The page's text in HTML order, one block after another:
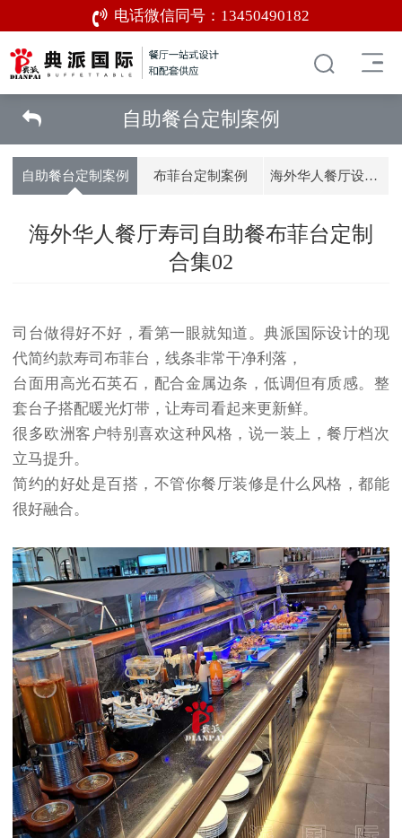
电话微信同号： 13450490182
自助餐台定制案例
自助餐台定制案例 布菲台定制案例 海外华人餐厅设计案例
海外华人餐厅寿司自助餐布菲台定制
合集02
司台做得好不好，看第一眼就知道。典派国际设计的现
代简约款寿司布菲台，线条非常干净利落，
台面用高光石英石，配合金属边条，低调但有质感。整
套台子搭配暖光灯带，让寿司看起来更新鲜。
很多欧洲客户特别喜欢这种风格，说一装上，餐厅档次
立马提升。
简约的好处是百搭，不管你餐厅装修是什么风格，都能
很好融合。